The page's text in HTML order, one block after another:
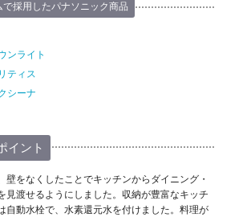
で採用したパナソニック商品
ンライト
ティス
シーナ
イント
壁をなくしたことでキッチンからダイニング・
見渡せるようにしました。収納が豊富なキッチ
自動水栓で、水素還元水を付けました。料理が